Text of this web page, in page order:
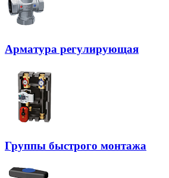
Арматура регулирующая
Группы быстрого монтажа